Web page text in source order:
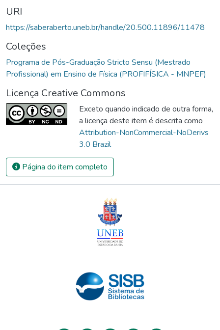
URI
https://saberaberto.uneb.br/handle/20.500.11896/11478
Coleções
Programa de Pós-Graduação Stricto Sensu (Mestrado
Profissional) em Ensino de Física (PROFIFÍSICA - MNPEF)
Licença Creative Commons
Exceto quando indicado de outra forma,
a licença deste item é descrita como
Attribution-NonCommercial-NoDerivs
3.0 Brazil
Página do item completo